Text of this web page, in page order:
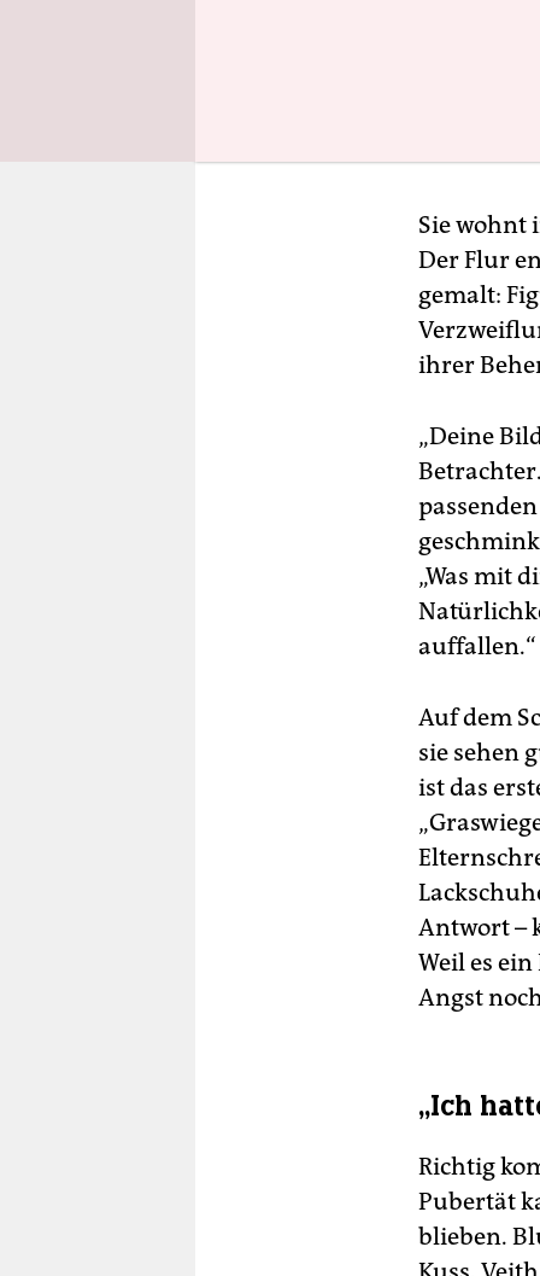
Sie wohnt
Der Flur
gemalt:
ihrer
„Deine
„Was mit
auffallen.“
Auf dem
sie sehen
ist das
Antwort –
Weil es
Angst
„Ich
Richtig
Pubertät
blieben.